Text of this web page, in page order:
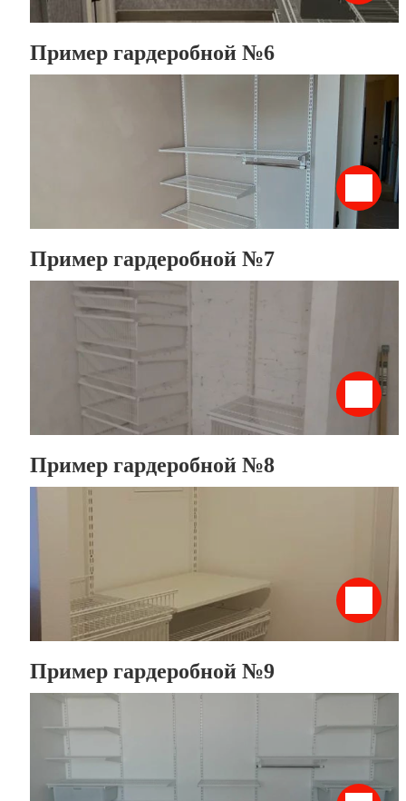
Пример гардеробной №6
Пример гардеробной №7
Пример гардеробной №8
Пример гардеробной №9